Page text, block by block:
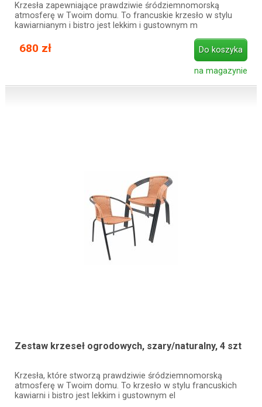
Krzesła zapewniające prawdziwie śródziemnomorską
atmosferę w Twoim domu. To francuskie krzesło w stylu
kawiarnianym i bistro jest lekkim i gustownym m
680 zł Do koszyka
na magazynie
Zestaw krzeseł ogrodowych, szary/naturalny, 4 szt
Krzesła, które stworzą prawdziwie śródziemnomorską
atmosferę w Twoim domu. To krzesło w stylu francuskich
kawiarni i bistro jest lekkim i gustownym el